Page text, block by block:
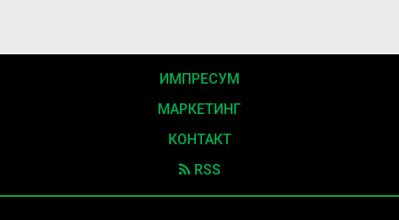
ИМПРЕСУМ
МАРКЕТИНГ
КОНТАКТ
RSS